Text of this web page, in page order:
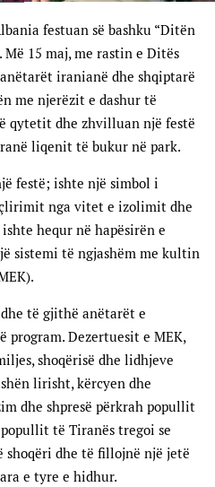
festuan së bashku “Ditën
15 maj, me rastin e Ditës
iranianë dhe shqiptarë
me njerëzit e dashur të
qytetit dhe zhvilluan një festë
liqenit të bukur në park.
festë; ishte një simbol i
nga vitet e izolimit dhe
hequr në hapësirën e
sistemi të ngjashëm me kultin
të gjithë anëtarët e
program. Dezertuesit e MEK,
shoqërisë dhe lidhjeve
lirisht, kërcyen dhe
dhe shpresë përkrah popullit
të Tiranës tregoi se
dhe të fillojnë një jetë
e tyre e hidhur.